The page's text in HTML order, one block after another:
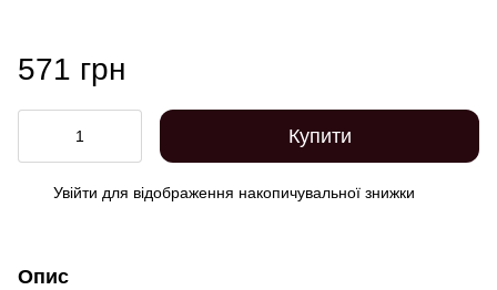
571 грн
Купити
Увійти для відображення накопичувальної знижки
Опис